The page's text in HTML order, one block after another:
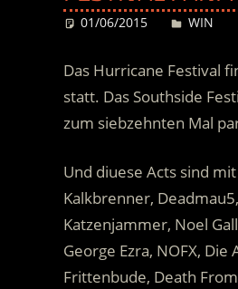
01/06/2015 Desiree
WIN
Das Hurricane Festival
statt. Das Southside
zum siebzehnten Mal
Und diuese Acts sind
Kalkbrenner,
Katzenjammer, Noel
George Ezra, NOFX,
Frittenbude, Death